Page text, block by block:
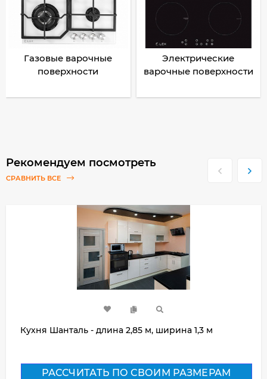
Газовые варочные
поверхности
Электрические
варочные поверхности
Рекомендуем посмотреть
СРАВНИТЬ ВСЕ
Кухня Шанталь - длина 2,85 м, ширина 1,3 м
РАССЧИТАТЬ ПО СВОИМ РАЗМЕРАМ